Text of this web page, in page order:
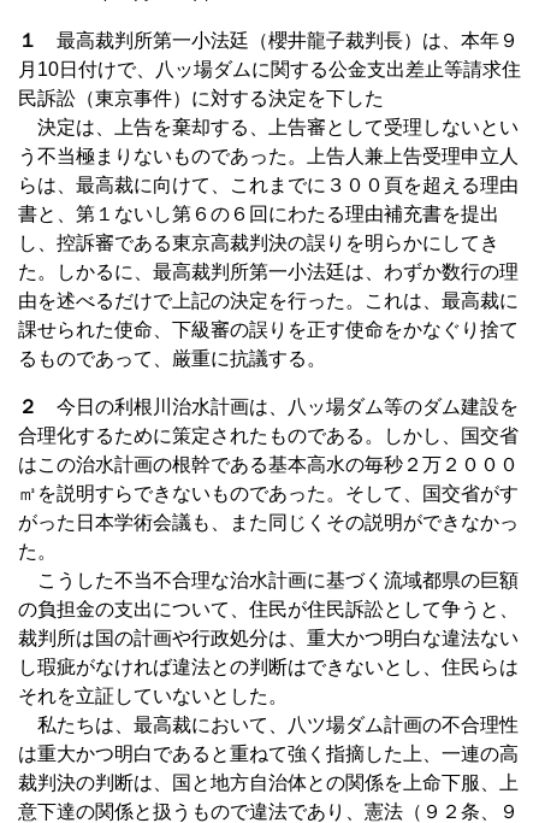
１
最高裁判所第一小法廷（櫻井龍子裁判長）は、本年９
月10日付けで、八ッ場ダムに関する公金支出差止等請求住
民訴訟（東京事件）に対する決定を下した
決定は、上告を棄却する、上告審として受理しないとい
う不当極まりないものであった。上告人兼上告受理申立人
らは、最高裁に向けて、これまでに３００頁を超える理由
書と、第１ないし第６の６回にわたる理由補充書を提出
し、控訴審である東京高裁判決の誤りを明らかにしてき
た。しかるに、最高裁判所第一小法廷は、わずか数行の理
由を述べるだけで上記の決定を行った。これは、最高裁に
課せられた使命、下級審の誤りを正す使命をかなぐり捨て
るものであって、厳重に抗議する。
２
今日の利根川治水計画は、八ッ場ダム等のダム建設を
合理化するために策定されたものである。しかし、国交省
はこの治水計画の根幹である基本高水の毎秒２万２０００
㎥を説明すらできないものであった。そして、国交省がす
がった日本学術会議も、また同じくその説明ができなかっ
た。
こうした不当不合理な治水計画に基づく流域都県の巨額
の負担金の支出について、住民が住民訴訟として争うと、
裁判所は国の計画や行政処分は、重大かつ明白な違法ない
し瑕疵がなければ違法との判断はできないとし、住民らは
それを立証していないとした。
私たちは、最高裁において、八ツ場ダム計画の不合理性
は重大かつ明白であると重ねて強く指摘した上、一連の高
裁判決の判断は、国と地方自治体との関係を上命下服、上
意下達の関係と扱うもので違法であり、憲法（９２条、９